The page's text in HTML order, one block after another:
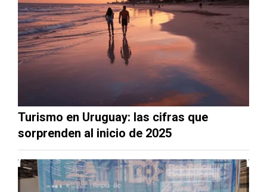
Turismo en Uruguay: las cifras que
sorprenden al inicio de 2025